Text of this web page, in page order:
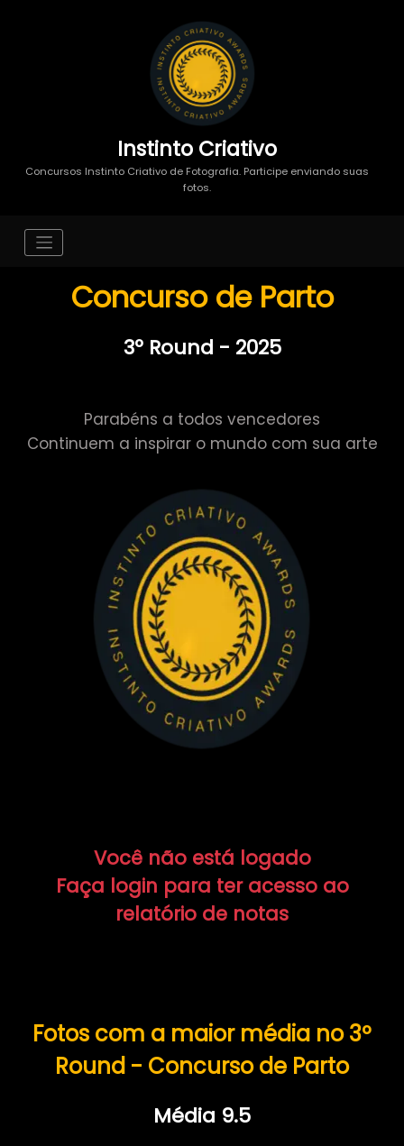
Instinto Criativo
Concursos Instinto Criativo de Fotografia. Participe enviando suas
fotos.
Concurso de Parto
3º Round - 2025
Parabéns a todos vencedores
Continuem a inspirar o mundo com sua arte
Você não está logado
Faça login para ter acesso ao
relatório de notas
Fotos com a maior média no 3º
Round - Concurso de Parto
Média 9.5